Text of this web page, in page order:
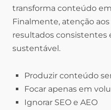
transforma conteúdo
Finalmente, atenção
resultados consistentes
sustentável.
Produzir conteúdo
Focar apenas em
Ignorar SEO e AEO